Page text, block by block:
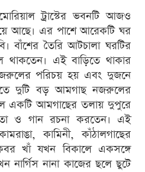
ট্রাস্টের ভবনটি আজও
আছে। এর পাশে আরেকটি ঘর
বাঁশের তৈরি আটচালা ঘরটির
থাকতেন। এই বাড়িতে থাকার
নজরুলের পরিচয় হয় এবং দুজনে
দুটি বড় আমগাছ নজরুলের
একটি আমগাছের তলায় দুপুরে
ও গান রচনা করতেন। এই
কামিনী, কাঁঠালগাছের
খাঁ যখন বিকালে একসঙ্গে
নার্গিস নানা কাজের ছলে ছুটে